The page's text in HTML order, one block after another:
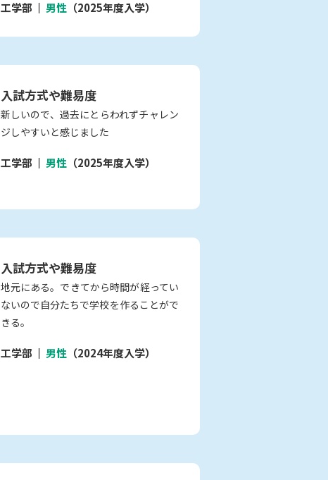
工学部 男性 （2025年度入学）
入試方式や難易度
新しいので、過去にとらわれずチャレン
ジしやすいと感じました
工学部 男性 （2025年度入学）
入試方式や難易度
地元にある。できてから時間が経ってい
ないので自分たちで学校を作ることがで
きる。
工学部 男性 （2024年度入学）